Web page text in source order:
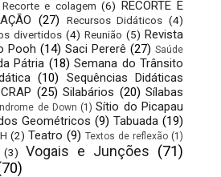
Recorte e colagem (6) RECORTE E
(27) Recursos Didáticos (4)
divertidos (4) Reunião (5) Revista
Pooh (14) Saci Pererê (27) Saúde
Pátria (18) Semana do Trânsito
(10)
Sequências Didáticas
(25) Silabários (20) Sílabas
de Down (1) Sítio do Picapau
Geométricos (9) Tabuada (19)
(2) Teatro (9) Textos de reflexão (1)
(3) Vogais e Junções (71)